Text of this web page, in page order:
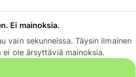
Ei mainoksia.
vain sekunneissa. Täysin ilmainen
ei ole ärsyttäviä mainoksia.